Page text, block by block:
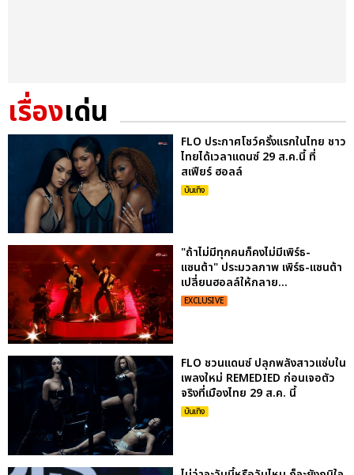
เรื่องเด่น
FLO ประกาศโชว์ครั้งแรกในไทย ชาว
ไทยได้เวลาแดนซ์ 29 ส.ค.นี้ ที่
สเฟียร์ ฮอลล์
บันเทิง
"ถ้าไม่มีทุกคนก็คงไม่มีเพิร์ธ-
แซนต้า" ประมวลภาพ เพิร์ธ-แซนต้า
เปลี่ยนฮอลล์ให้กลาย...
EXCLUSIVE
FLO ชวนแดนซ์ ปลุกพลังสาวแซ่บใน
เพลงใหม่ REMEDIED ก่อนเจอตัว
จริงที่เมืองไทย 29 ส.ค. นี้
บันเทิง